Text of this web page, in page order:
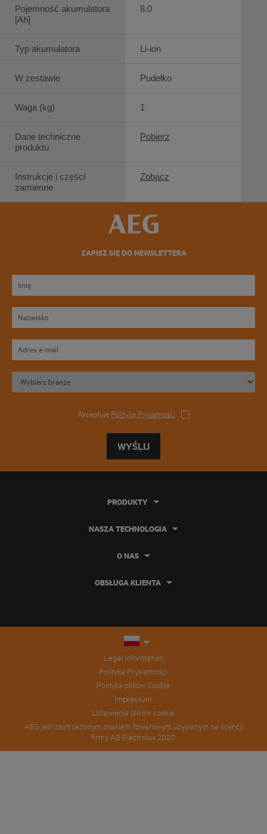
Pojemność akumulatora
[Ah]
Typ akumulatora
W zestawie
Waga (kg)
Dane techniczne
produktu
Instrukcje i części
zamienne
8.0
Li-ion
Pudełko
1
Pobierz
Zobacz
ZAPISZ SIĘ DO NEWSLETTERA
Akceptuję Politykę Prywatności
WYŚLIJ
PRODUKTY
NASZA TECHNOLOGIA
O NAS
OBSŁUGA KLIENTA
Legal Information
Polityka Prywatności
Polityka plików Cookie
Impressum
Ustawienia plików cookie
AEG jest zastrzeżonym znakiem towarowym używanym na licencji
firmy AB Electrolux 2020